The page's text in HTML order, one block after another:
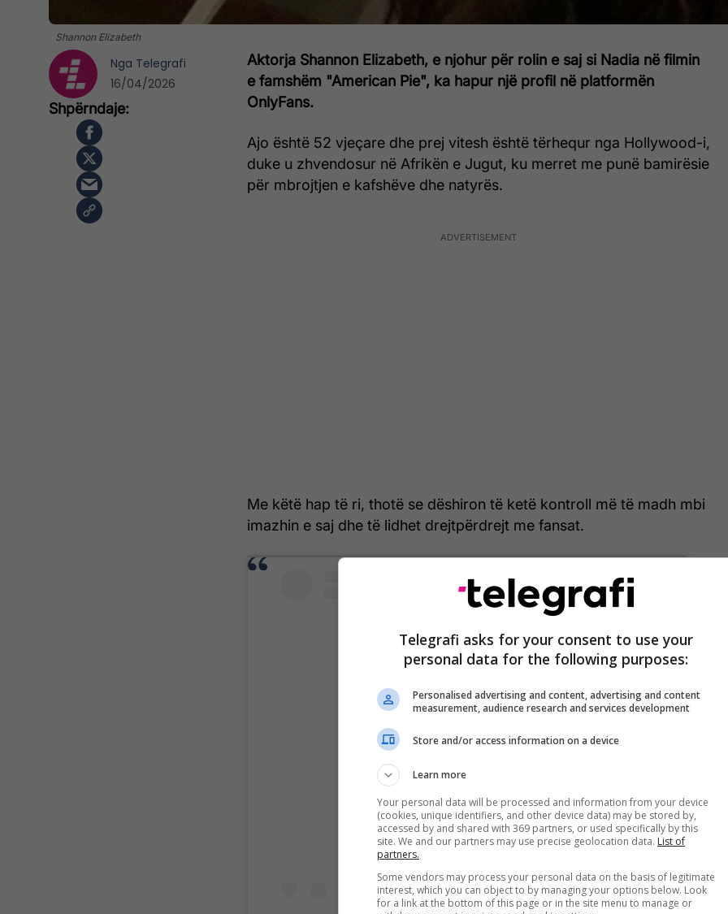
Shannon Elizabeth
Aktorja Shannon Elizabeth, e njohur për rolin e saj si Nadia në filmin
e famshëm "American Pie", ka hapur një profil në platformën
OnlyFans.
Ajo është 52 vjeçare dhe prej vitesh është tërhequr nga Hollywood-i,
duke u zhvendosur në Afrikën e Jugut, ku merret me punë bamirësie
për mbrojtjen e kafshëve dhe natyrës.
Me këtë hap të ri, thotë se dëshiron të ketë kontroll më të madh mbi
imazhin e saj dhe të lidhet drejtpërdrejt me fansat.
View this post on Instagram
Nga Telegrafi
16/04/2026
Telegrafi asks for your consent to use your
personal data for the following purposes:
Personalised advertising and content, advertising and content
measurement, audience research and services development
Store and/or access information on a device
Learn more
Your personal data will be processed and information from your device
(cookies, unique identifiers, and other device data) may be stored by,
accessed by and shared with 369 partners, or used specifically by this
site. We and our partners may use precise geolocation data. List of
partners.
Some vendors may process your personal data on the basis of legitimate
interest, which you can object to by managing your options below. Look
for a link at the bottom of this page or in the site menu to manage or